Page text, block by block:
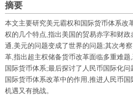
摘要
本文主要研究美元霸权和国际货币体系改
权的几个特点,指出美国的贸易赤字和财
通,美元的问题变成了世界的问题;其次考
革,指出超主权储备货币改革面临多重难
国际货币体系;最后探讨了人民币国际化
国际货币体系改革中的作用,推进人民币
机遇又有挑战。